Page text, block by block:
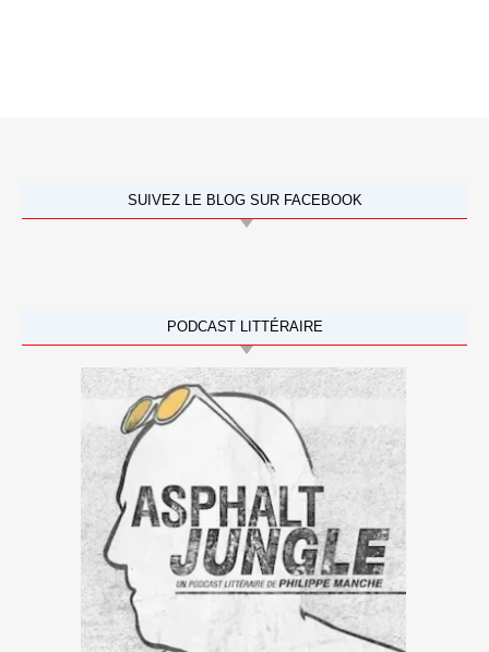
SUIVEZ LE BLOG SUR FACEBOOK
PODCAST LITTÉRAIRE